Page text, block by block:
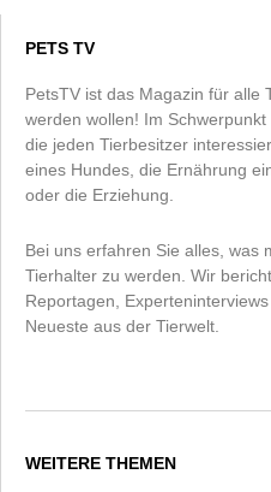
PETS TV
PetsTV ist das Magazin für alle
werden wollen! Im
die jeden Tierbesitzer
eines Hundes, die Ernährung
oder die Erziehung.
Bei uns erfahren Sie alles, was
Tierhalter zu werden. Wir
Reportagen,
Neueste aus der Tierwelt.
WEITERE THEMEN